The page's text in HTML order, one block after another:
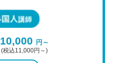
10,000 円～
(税込11,000円～)